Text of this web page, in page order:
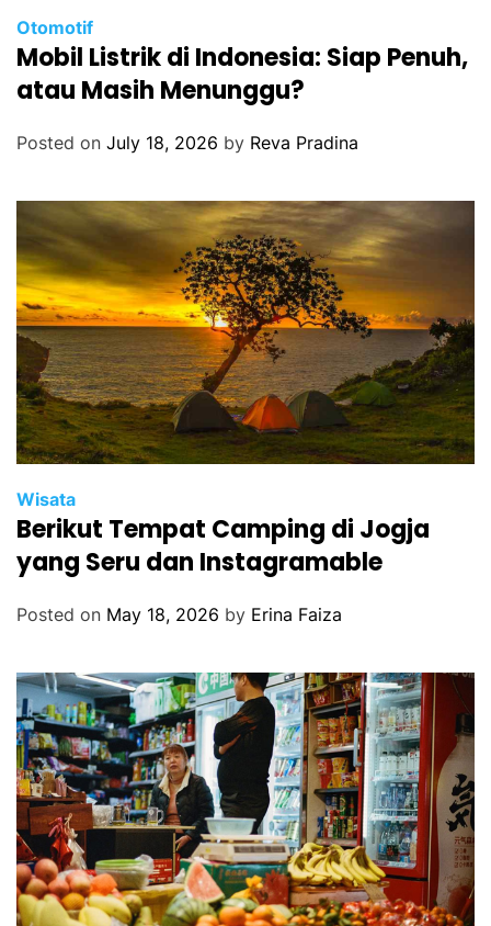
Otomotif
Mobil Listrik di Indonesia: Siap Penuh,
atau Masih Menunggu?
Posted on July 18, 2026 by Reva Pradina
Wisata
Berikut Tempat Camping di Jogja
yang Seru dan Instagramable
Posted on May 18, 2026 by Erina Faiza